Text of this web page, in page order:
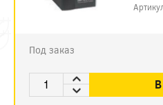
Под заказ